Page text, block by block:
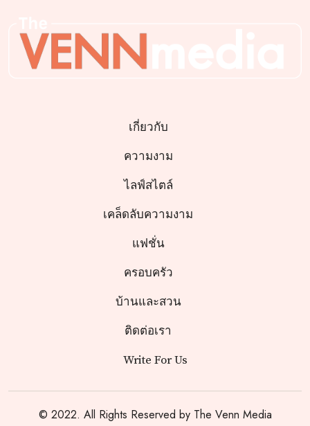
เกี่ยวกับ
ความงาม
ไลฟ์สไตล์
เคล็ดลับความงาม
แฟชั่น
ครอบครัว
บ้านและสวน
ติดต่อเรา
Write For Us
© 2022. All Rights Reserved by The Venn Media